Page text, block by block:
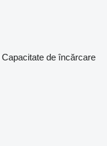
Capacitate de încărcare